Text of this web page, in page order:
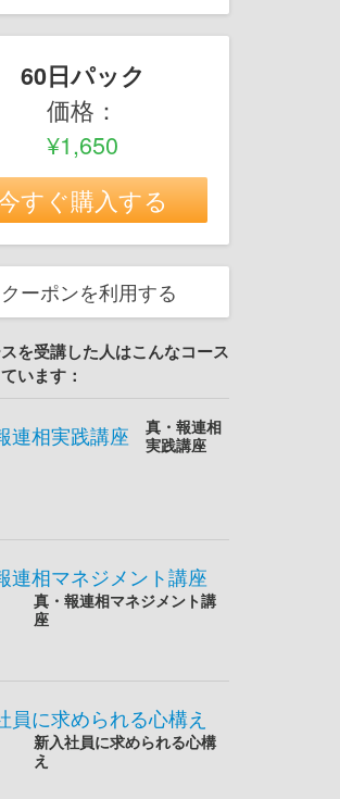
60日パック
価格：
¥1,650
すぐ購入する
クーポンを利用する
を受講した人はこんなコース
います：
真・報連相
実践講座
真・報連相マネジメント講
座
新入社員に求められる心構
え